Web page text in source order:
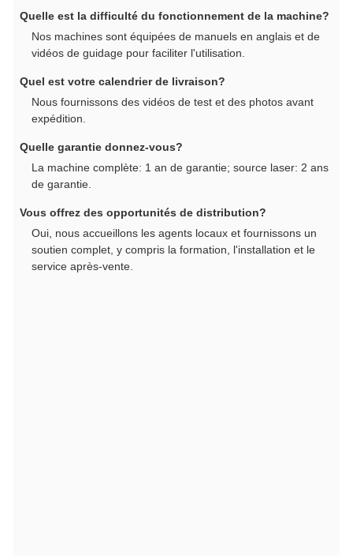
Quelle est la difficulté du fonctionnement de la machine?
Nos machines sont équipées de manuels en anglais et de
vidéos de guidage pour faciliter l'utilisation.
Quel est votre calendrier de livraison?
Nous fournissons des vidéos de test et des photos avant
expédition.
Quelle garantie donnez-vous?
La machine complète: 1 an de garantie; source laser: 2 ans
de garantie.
Vous offrez des opportunités de distribution?
Oui, nous accueillons les agents locaux et fournissons un
soutien complet, y compris la formation, l'installation et le
service après-vente.